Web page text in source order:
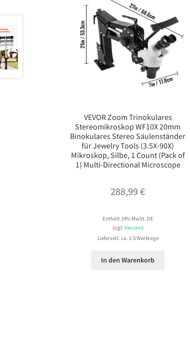
VEVOR Zoom Trinokulares
Stereomikroskop WF10X 20mm
Binokulares Stereo Säulenständer
für Jewelry Tools (3.5X-90X)
Mikroskop, Silbe, 1 Count (Pack of
1) Multi-Directional Microscope
288,99€
Enthält 19% MwSt. DE
zzgl. Versand
Lieferzeit: ca. 1-5 Werktage
In den Warenkorb